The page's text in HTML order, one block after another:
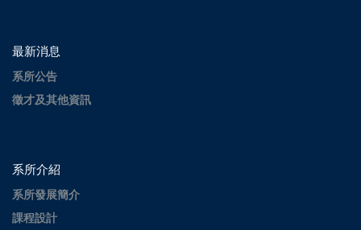
最新消息
系所公告
徵才及其他資訊
系所介紹
系所發展簡介
課程設計